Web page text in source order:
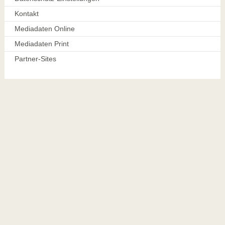
Kontakt
Mediadaten Online
Mediadaten Print
Partner-Sites